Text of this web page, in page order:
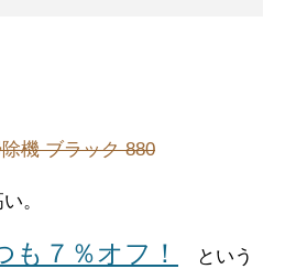
機 ブラック 880
。
も７％オフ！
という